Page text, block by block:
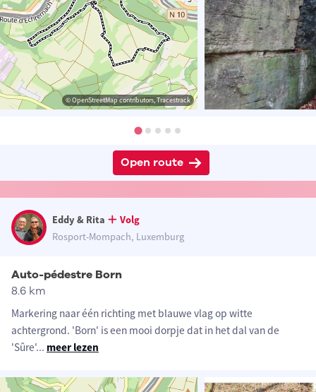
© OpenStreetMap contributors, Tracestrack
Open route
Eddy & Rita
Volg
Rosport-Mompach, Luxemburg
Auto-pédestre Born
8.6 km
Markering naar één richting met blauwe vlag op witte
achtergrond. 'Born' is een mooi dorpje dat in het dal van de
'Sûre'... meer lezen